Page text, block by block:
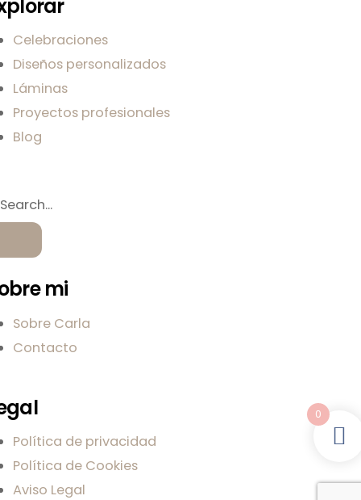
Celebraciones
Diseños personalizados
Láminas
Proyectos profesionales
Blog
mi
Sobre Carla
Contacto
Política de privacidad
Política de Cookies
Aviso Legal
0